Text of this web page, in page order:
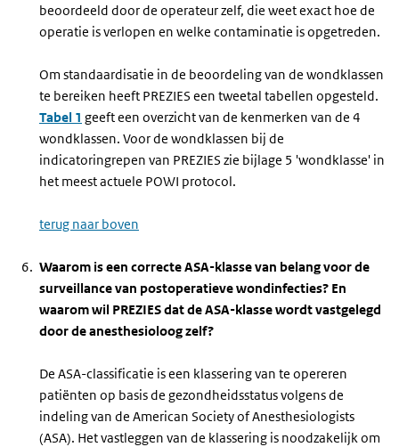
beoordeeld door de operateur zelf, die weet exact hoe de
operatie is verlopen en welke contaminatie is opgetreden.
Om standaardisatie in de beoordeling van de wondklassen
te bereiken heeft PREZIES een tweetal tabellen opgesteld.
Tabel 1 geeft een overzicht van de kenmerken van de 4
wondklassen. Voor de wondklassen bij de
indicatoringrepen van PREZIES zie bijlage 5 'wondklasse' in
het meest actuele POWI protocol.
terug naar boven
Waarom is een correcte ASA-klasse van belang voor de
surveillance van postoperatieve wondinfecties? En
waarom wil PREZIES dat de ASA-klasse wordt vastgelegd
door de anesthesioloog zelf?
De ASA-classificatie is een klassering van te opereren
patiënten op basis de gezondheidsstatus volgens de
indeling van de American Society of Anesthesiologists
(ASA). Het vastleggen van de klassering is noodzakelijk om